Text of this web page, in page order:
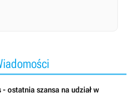
ostatnia szansa na udział w